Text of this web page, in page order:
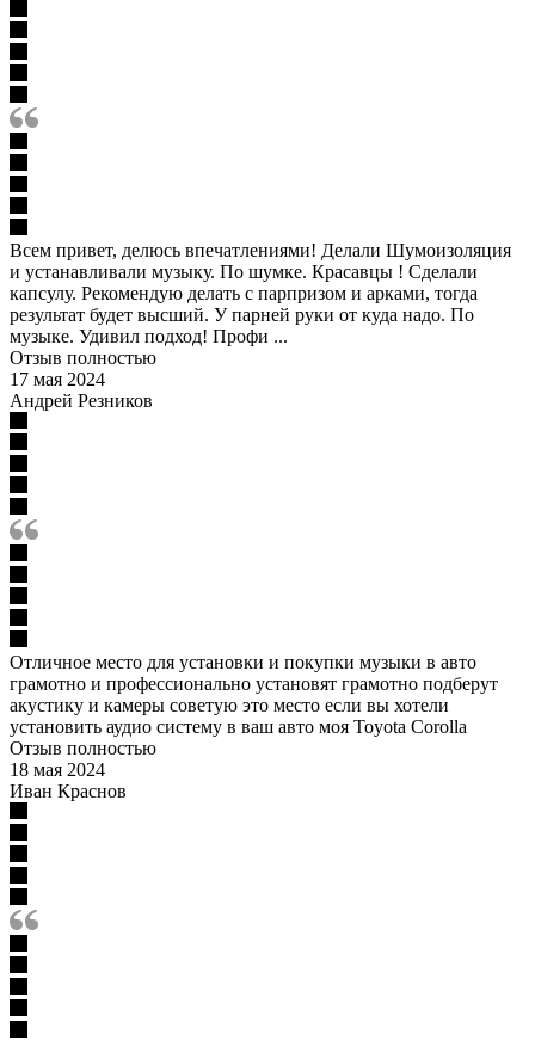
Всем привет, делюсь впечатлениями! Делали Шумоизоляция
и устанавливали музыку. По шумке. Красавцы ! Сделали
капсулу. Рекомендую делать с парпризом и арками, тогда
результат будет высший. У парней руки от куда надо. По
музыке. Удивил подход! Профи ...
Отзыв полностью
17 мая 2024
Андрей Резников
Отличное место для установки и покупки музыки в авто
грамотно и профессионально установят грамотно подберут
акустику и камеры советую это место если вы хотели
установить аудио систему в ваш авто моя Toyota Corolla
Отзыв полностью
18 мая 2024
Иван Краснов